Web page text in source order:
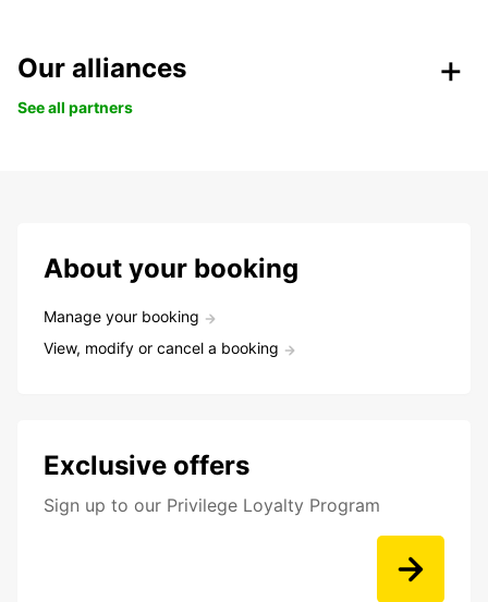
Our alliances
See all partners
About your booking
Manage your booking
View, modify or cancel a booking
Exclusive offers
Sign up to our Privilege Loyalty Program